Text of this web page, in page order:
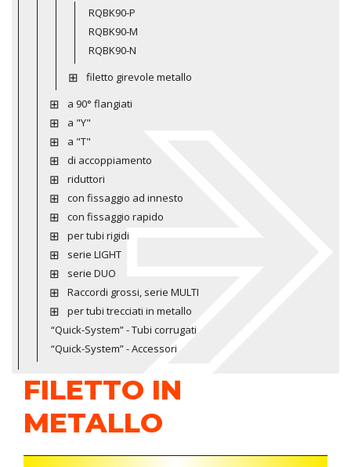
RQBK90-P
RQBK90-M
RQBK90-N
filetto girevole metallo
a 90° flangiati
a "Y"
a "T"
di accoppiamento
riduttori
con fissaggio ad innesto
con fissaggio rapido
per tubi rigidi
serie LIGHT
serie DUO
Raccordi grossi, serie MULTI
per tubi trecciati in metallo
“Quick-System” - Tubi corrugati
“Quick-System” - Accessori
FILETTO IN
METALLO